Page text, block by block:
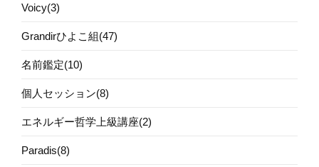
Voicy(3)
Grandirひよこ組(47)
名前鑑定(10)
個人セッション(8)
エネルギー哲学上級講座(2)
Paradis(8)